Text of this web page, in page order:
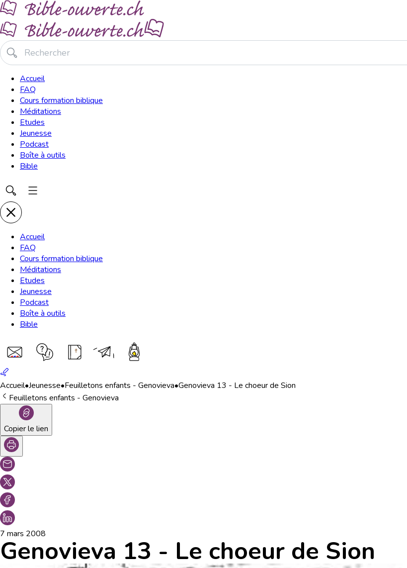
Accueil
FAQ
Cours formation biblique
Méditations
Etudes
Jeunesse
Podcast
Boîte à outils
Bible
Accueil
FAQ
Cours formation biblique
Méditations
Etudes
Jeunesse
Podcast
Boîte à outils
Bible
Accueil•Jeunesse•Feuilletons enfants - Genovieva•Genovieva 13 - Le choeur de Sion
Feuilletons enfants - Genovieva
Copier le lien
7 mars 2008
Genovieva 13 - Le choeur de Sion